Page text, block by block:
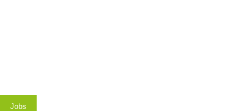
Jobs